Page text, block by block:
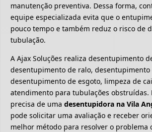
manutenção preventiva. Dessa forma,
equipe especializada evita que o
pouco tempo e também reduz o risco de
tubulação.
A Ajax Soluções realiza desentupimento
desentupimento de ralo, desentupimento
desentupimento de esgoto, limpeza de
atendimento para tubulações obstruídas.
precisa de uma desentupidora na Vila
pode solicitar uma avaliação e receber
melhor método para resolver o problema